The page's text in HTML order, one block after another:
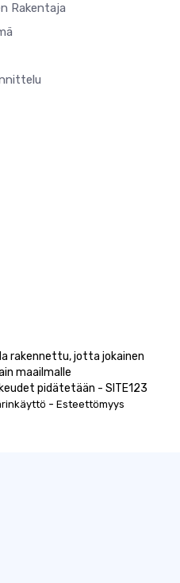
Rakentaja
rakennettu, jotta jokainen
maailmalle
pidätetään - SITE123
- Esteettömyys